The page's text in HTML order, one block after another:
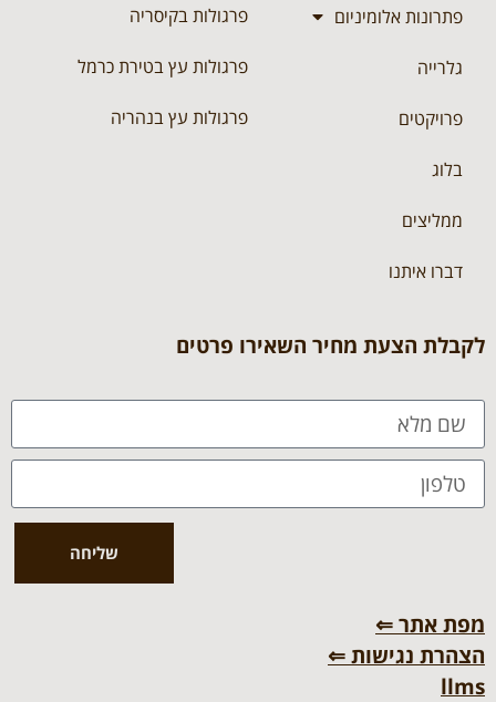
פתרונות אלומיניום
גלרייה
פרויקטים
בלוג
ממליצים
דברו איתנו
פרגולות בקיסריה
פרגולות עץ בטירת כרמל
פרגולות עץ בנהריה
לקבלת הצעת מחיר השאירו פרטים
שליחה
מפת אתר ⇐
הצהרת נגישות ⇐
llms